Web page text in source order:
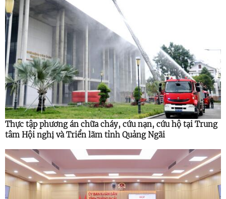
Thực tập phương án chữa cháy, cứu nạn, cứu hộ tại Trung
tâm Hội nghị và Triển lãm tỉnh Quảng Ngãi